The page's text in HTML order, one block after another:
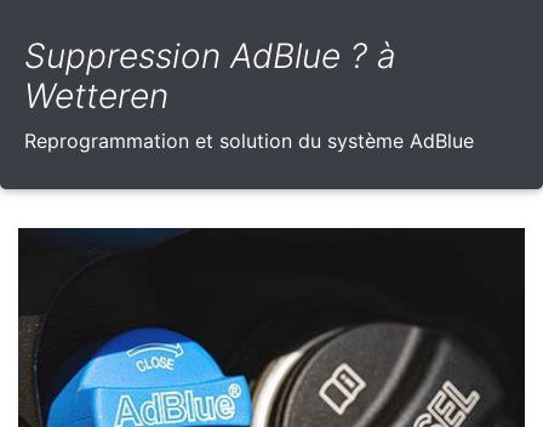
Suppression AdBlue ? à
Wetteren
Reprogrammation et solution du système AdBlue